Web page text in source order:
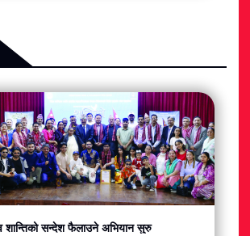
शान्तिको सन्देश फैलाउने अभियान सुरु